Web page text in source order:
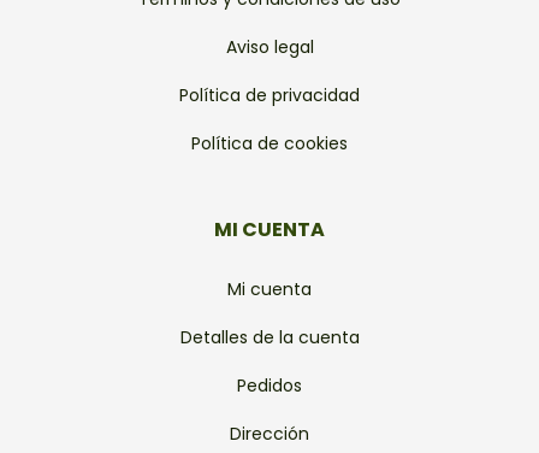
Aviso legal
Política de privacidad
Política de cookies
MI CUENTA
Mi cuenta
Detalles de la cuenta
Pedidos
Dirección